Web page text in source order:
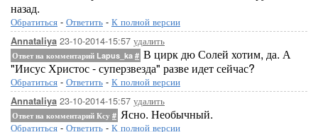
назад.
Обратиться - Ответить - К полной версии
Annataliya 23-10-2014-15:57 удалить
Ответ на комментарий Lapus_ka # В цирк дю Солей хотим, да. А
"Иисус Христос - суперзвезда" разве идет сейчас?
Обратиться - Ответить - К полной версии
Annataliya 23-10-2014-15:57 удалить
Ответ на комментарий Ксу # Ясно. Необычный.
Обратиться - Ответить - К полной версии